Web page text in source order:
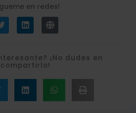
en redes!
T
w
i
e
r
i
n
d
i
l
o
¡No dudes en
compartirlo!